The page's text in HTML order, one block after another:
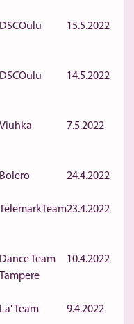
DSCOulu 15.5.2022
DSCOulu 14.5.2022
Viuhka 7.5.2022
Bolero 24.4.2022
TelemarkTeam23.4.2022
Dance Team
Tampere
10.4.2022
La' Team 9.4.2022